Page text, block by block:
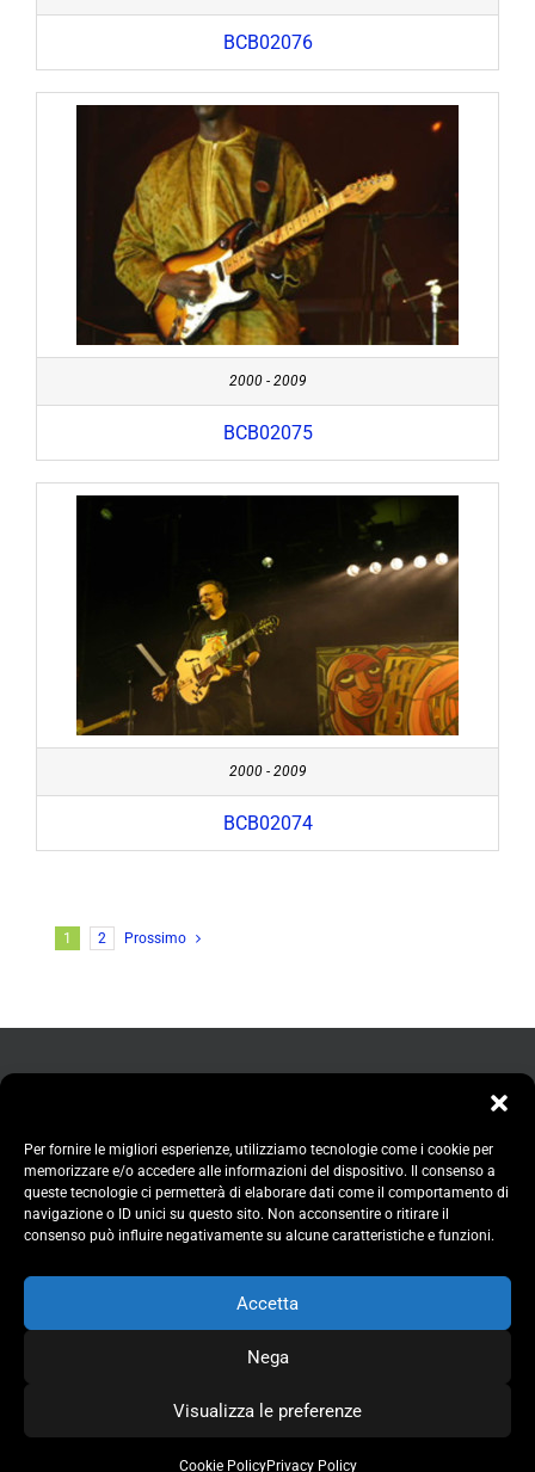
Per fornire le migliori esperienze, utilizziamo tecnologie come i cookie per
memorizzare e/o accedere alle informazioni del dispositivo. Il consenso a
queste tecnologie ci permetterà di elaborare dati come il comportamento di
navigazione o ID unici su questo sito. Non acconsentire o ritirare il
consenso può influire negativamente su alcune caratteristiche e funzioni.
Accetta
Nega
Visualizza le preferenze
Cookie PolicyPrivacy Policy
BCB02076
2000 - 2009
BCB02075
2000 - 2009
BCB02074
1 2 Prossimo
Comune di Bollate | U.O. Cultura | Piazza Aldo Moro, 1 - 20021 Bollate
(MI) | C.F. e P.I. 00801220153